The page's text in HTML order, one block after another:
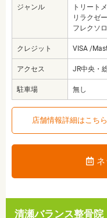
ジャンル
トリート
リラクゼ
フレクソ
クレジット VISA /
アクセス JR中央・
駐車場 無し
店舗情報詳細はこちら
清瀬バランス整骨院